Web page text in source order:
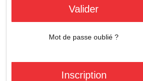
Valider
Mot de passe oublié ?
Inscription